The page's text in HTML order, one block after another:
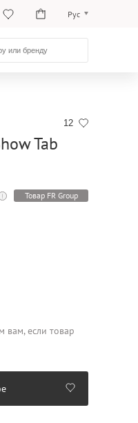
Рус
Қаз
12
Tab
Товар FR Group
если товар